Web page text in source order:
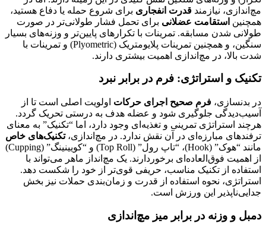
مچ‌اندازی، نیازمند قدرت انفجاری برای شروع حمله یا دفاع هستید،
همچنین استقامت عضلانی برای تحمل فشار طولانی‌تر در صورت
طولانی شدن مسابقه. تمرینات با تکرارهای پایین‌تر و وزنه‌های بسیار
سنگین، و همچنین تمرینات پلایومتریک (Plyometric) و تمرینات با
شدت بالا، در مچ‌اندازی اهمیت بیشتری دارند.
تکنیک و استراتژی: فرم در برابر نبرد
در بدنسازی، فرم صحیح اجرای حرکات اولویت اصلی است تا از
آسیب‌دیدگی جلوگیری شود و عضله هدف به درستی تحریک گردد.
هرچند استراتژی تمرینی و تغذیه‌ای وجود دارد، اما “تکنیک” به معنای
ترفندهای مبارزه‌ای در آن نقش ندارد. در مچ‌اندازی،تکنیک‌های خاص
مانند “هوک” (Hook)، “تاپ رول” (Top Roll) و “کویینینگ” (Cupping)
از اهمیت فوق‌العاده‌ای برخوردارند. یک مچ‌انداز ماهر می‌تواند با
استفاده از تکنیک مناسب، حریفی قوی‌تر از خود را شکست دهد.
استراتژی، نحوه استفاده از قدرت و زمان‌بندی حملات نیز بخش
جدایی‌ناپذیر این ورزش است.
دمبل و وزنه در برابر میز مچ‌اندازی